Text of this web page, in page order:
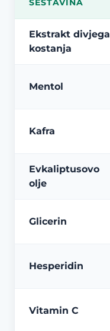
SESTAVINA
Ekstrakt divjega
kostanja
Mentol
Kafra
Evkaliptusovo
olje
Glicerin
Hesperidin
Vitamin C